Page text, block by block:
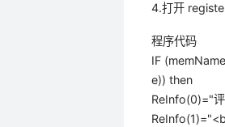
4.打开
程序代码
IF
e)) then
ReInfo(0)="